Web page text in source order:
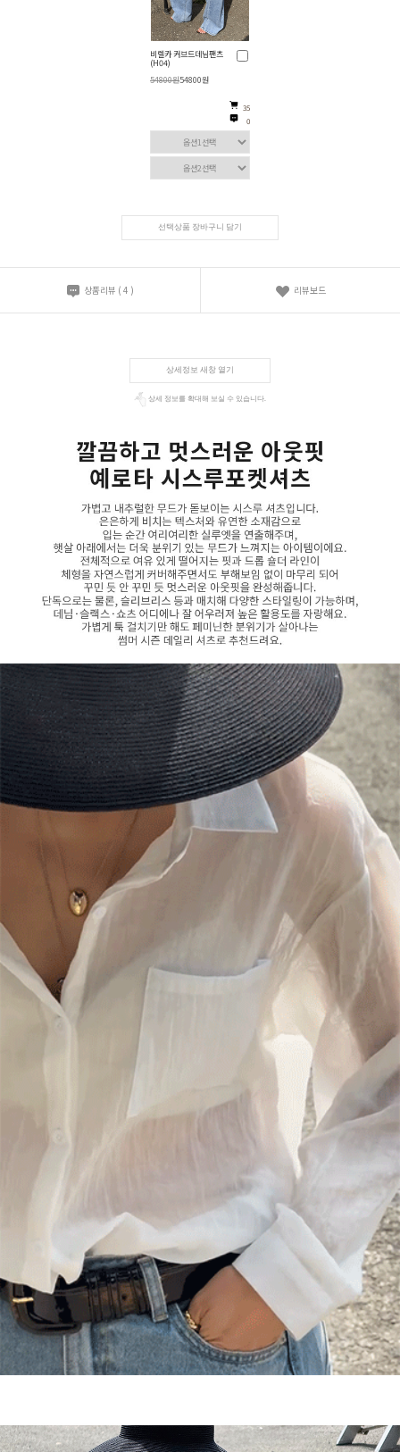
비렐카 커브드데님팬츠
(H04)
54800원54800원
35
0
선택상품 장바구니 담기
상품리뷰 ( 4 ) 리뷰보드
상세정보 새창 열기
상세 정보를 확대해 보실 수 있습니다.